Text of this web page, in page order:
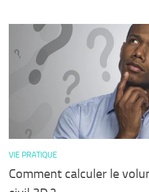
VIE PRATIQUE
Comment calculer le